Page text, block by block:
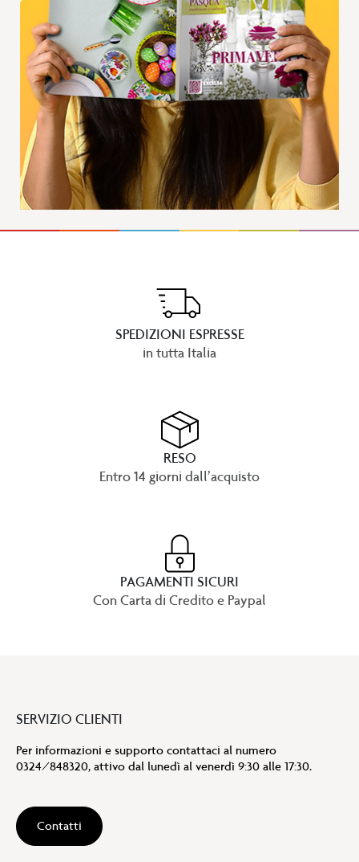
SPEDIZIONI ESPRESSE
in tutta Italia
RESO
Entro 14 giorni dall’acquisto
PAGAMENTI SICURI
Con Carta di Credito e Paypal
SERVIZIO CLIENTI
Per informazioni e supporto contattaci al numero
0324/848320, attivo dal lunedì al venerdì 9:30 alle 17:30.
Contatti